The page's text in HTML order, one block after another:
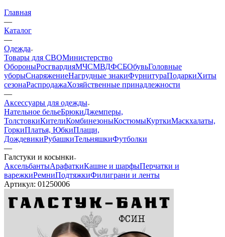
Галстук-бант нового образца ФСИН,
серо-синий
Главная
—
Каталог
—
Одежда
Товары для СВОМинистерство
ОбороныРосгвардияМЧСМВДФСБ
уборыСнаряжениеНагрудные знакиФурнитураПодаркиХиты
сезонаРаспродажаХозяйственные принадлежности
—
Аксессуары для одежды
Нательное бельеБрюки
ТолстовкиКителиКомбинезоныКостюмыКурткиМаскхалаты,
ГоркиПлатья, ЮбкиПлащи,
ДождевикиРубашкиТельняшкиФутболки
—
Галстуки и косынки
АрафаткиКашне и шарфыПерчатки и
ПодтяжкиФилиграни и ленты
01250006